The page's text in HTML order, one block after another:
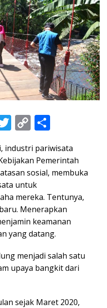
T
itt
er
C
p
y
Li
n
k
ar
e
industri pariwisata
Pemerintah
sosial, membuka
untuk
mereka. Tentunya,
Menerapkan
keamanan
yang datang.
menjadi salah satu
upaya bangkit dari
sejak Maret 2020,